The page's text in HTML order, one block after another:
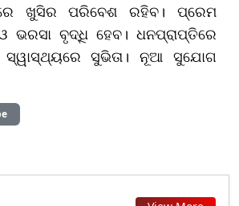
ଖୁସିର ପରିବେଶ ରହିବ। ପ୍ରେମ
ଭରସା ବୃଦ୍ଧି ହେବ। ଧନପ୍ରାପ୍ତିରେ
ସୁଭିତା। ନୂଆ ସୁଯୋଗ